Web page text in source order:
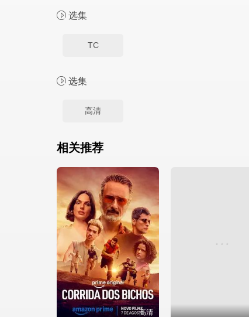
选集
TC
选集
高清
相关推荐
高清